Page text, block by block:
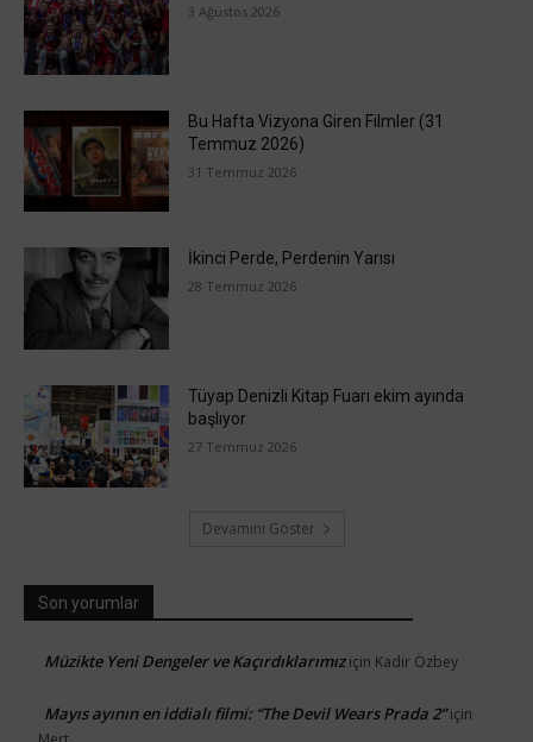
3 Ağustos 2026
Bu Hafta Vizyona Giren Filmler (31
Temmuz 2026)
31 Temmuz 2026
İkinci Perde, Perdenin Yarısı
28 Temmuz 2026
Tüyap Denizli Kitap Fuarı ekim ayında
başlıyor
27 Temmuz 2026
Devamını Göster
Son yorumlar
Müzikte Yeni Dengeler ve Kaçırdıklarımıziçin Kadir Özbey
Mayıs ayının en iddialı filmi: “The Devil Wears Prada 2”için